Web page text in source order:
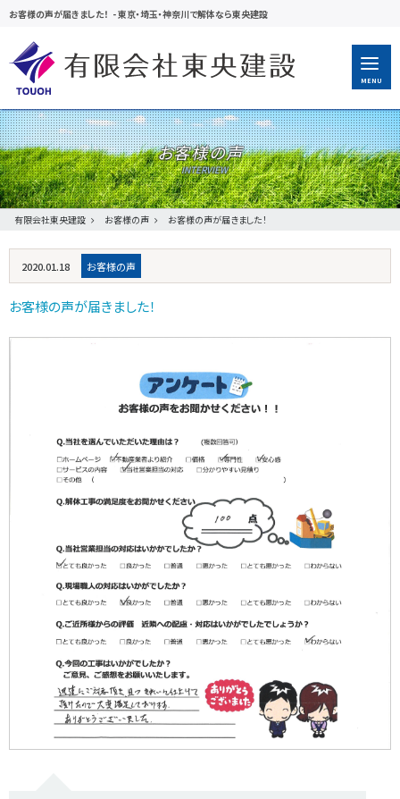
お客様の声が届きました！ -東京・埼玉・神奈川で解体なら東央建設
MENU
お客様の声
有限会社東央建設 お客様の声 お客様の声が届きました！
2020.01.18 お客様の声
お客様の声が届きました！